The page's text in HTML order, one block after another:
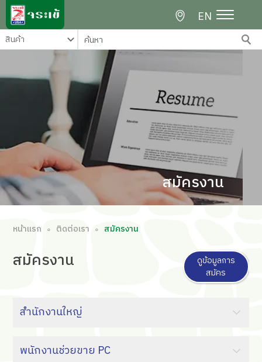
EN
สมัครงาน
หน้าแรก ∘ ติดต่อเรา ∘ สมัครงาน
สมัครงาน
ดูข้อมูลการ
สมัคร